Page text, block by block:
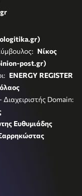
Νίκος
post.gr)
ENERGY REGISTER
- Διαχειριστής Domain:
Ευθυμιάδης